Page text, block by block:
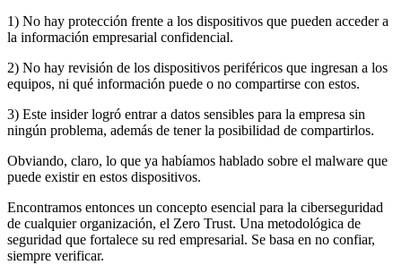
1) No hay protección frente a los dispositivos que pueden acceder a
la información empresarial confidencial.
2) No hay revisión de los dispositivos periféricos que ingresan a los
equipos, ni qué información puede o no compartirse con estos.
3) Este insider logró entrar a datos sensibles para la empresa sin
ningún problema, además de tener la posibilidad de compartirlos.
Obviando, claro, lo que ya habíamos hablado sobre el malware que
puede existir en estos dispositivos.
Encontramos entonces un concepto esencial para la ciberseguridad
de cualquier organización, el Zero Trust. Una metodológica de
seguridad que fortalece su red empresarial. Se basa en no confiar,
siempre verificar.